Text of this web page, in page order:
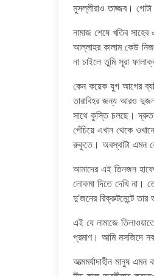
মুসল্লীরাও তাজ্জব।
নামাজ শেষে খতিব
আল্লাহর কালাম কেউ নিজ
না চাইলে তুমি সূরা
কেন কয়েক যুগ আগের
তারাবিহর জন্য আরও
সাথে কুস্তি চলছে। দ্রুত
পেঁচিয়ে এখান থেকে
রুকুতে। অবস্থাটা এমন
আমাদের এই তিনজন
লোকমা দিতে দেখি না।
দু’জনের রিক্রুটমেন্টে
এই যে নামাজে
প্রমাণ। আমি মসজিদে
আত্মমর্যাদাহীন মানুষ